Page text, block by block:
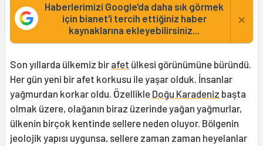
Haberlerimizi Google'da daha sık görmek
için bianet'i tercih ettiğiniz haber
kaynaklarına ekleyebilirsiniz...
×
Son yıllarda ülkemiz bir afet ülkesi görünümüne büründü.
Her gün yeni bir afet korkusu ile yaşar olduk. İnsanlar
yağmurdan korkar oldu. Özellikle Doğu Karadeniz başta
olmak üzere, olağanın biraz üzerinde yağan yağmurlar,
ülkenin birçok kentinde sellere neden oluyor. Bölgenin
jeolojik yapısı uygunsa, sellere zaman zaman heyelanlar